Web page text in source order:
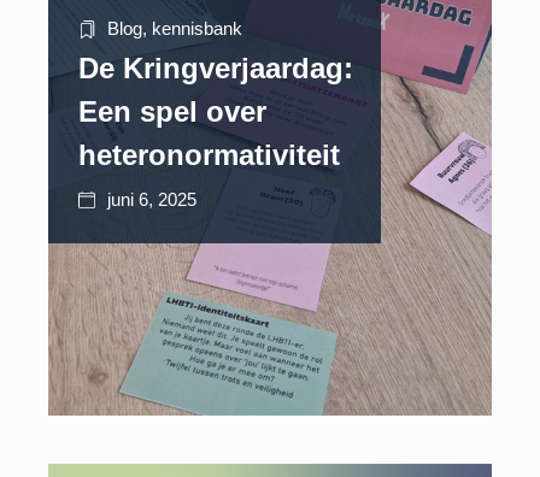
Blog, kennisbank
De Kringverjaardag:
Een spel over
heteronormativiteit
juni 6, 2025